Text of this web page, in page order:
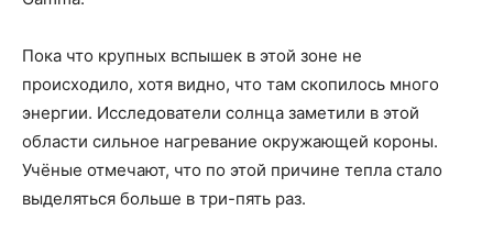
Пока что крупных вспышек в этой зоне не
происходило, хотя видно, что там скопилось много
энергии. Исследователи солнца заметили в этой
области сильное нагревание окружающей короны.
Учёные отмечают, что по этой причине тепла стало
выделяться больше в три-пять раз.